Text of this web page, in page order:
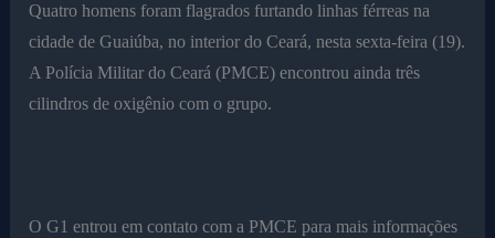
Quatro homens foram flagrados furtando linhas férreas na
cidade de Guaiúba, no interior do Ceará, nesta sexta-feira (19).
A Polícia Militar do Ceará (PMCE) encontrou ainda três
cilindros de oxigênio com o grupo.
O G1 entrou em contato com a PMCE para mais informações